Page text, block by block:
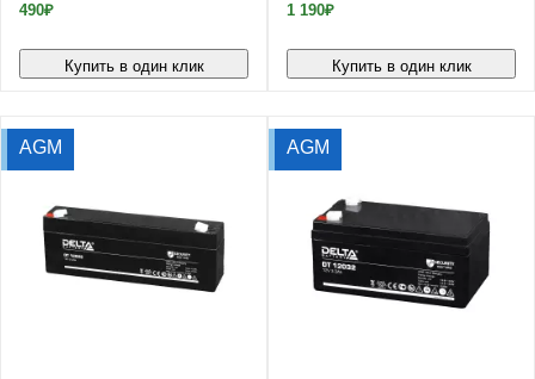
490₽
Купить в один клик
1 190₽
Купить в один клик
AGM AGM